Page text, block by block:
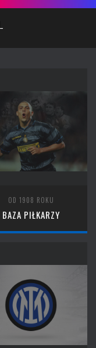
OD 1908 ROKU
BAZA PIŁKARZY